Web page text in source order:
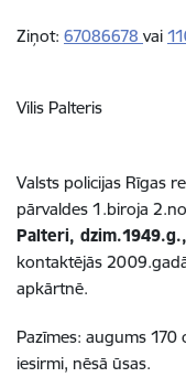
Ziņot: 67086678 vai
Vilis Palteris
Valsts policijas Rīgas
pārvaldes 1.biroja
Palteri, dzim.1949.g.,
kontaktējās
apkārtnē.
Pazīmes: augums 170
iesirmi, nēsā ūsas.